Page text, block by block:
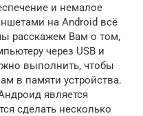
и немалое
на Android всё
расскажем Вам о том,
через USB и
выполнить, чтобы
в памяти устройства.
является
сделать несколько